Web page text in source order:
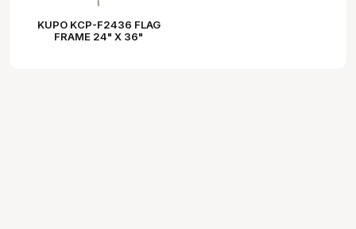
KUPO KCP-F2436 FLAG
FRAME 24" X 36"